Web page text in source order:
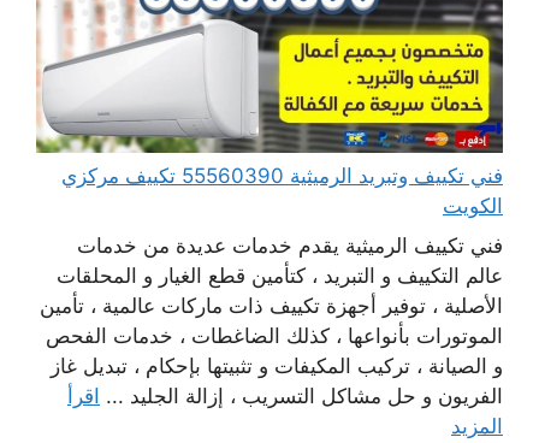
فني تكييف وتبريد الرميثية 55560390 تكييف مركزي
الكويت
فني تكييف الرميثية يقدم خدمات عديدة من خدمات
عالم التكييف و التبريد ، كتأمين قطع الغيار و المحلقات
الأصلية ، توفير أجهزة تكييف ذات ماركات عالمية ، تأمين
الموتورات بأنواعها ، كذلك الضاغطات ، خدمات الفحص
و الصيانة ، تركيب المكيفات و تثبيتها بإحكام ، تبديل غاز
الفريون و حل مشاكل التسريب ، إزالة الجليد ... اقرأ
المزيد